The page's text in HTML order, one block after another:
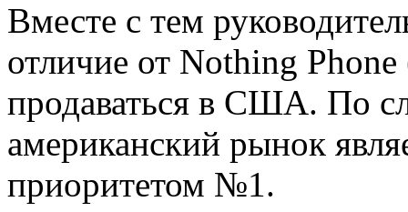
Вместе с тем
отличие от Nothing
продаваться в США. По
американский рынок
приоритетом №1.